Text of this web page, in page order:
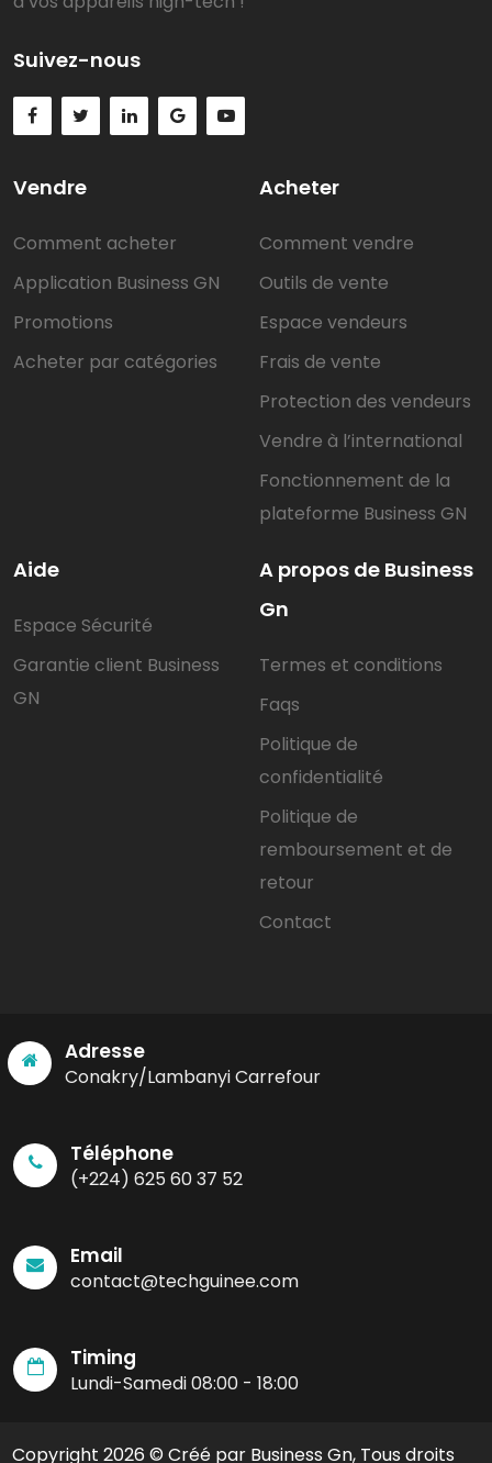
Suivez-nous
Vendre
Comment acheter
Application Business GN
Promotions
Acheter par catégories
Acheter
Comment vendre
Outils de vente
Espace vendeurs
Frais de vente
Protection des vendeurs
Vendre à l’international
Fonctionnement de la
plateforme Business GN
Aide
Espace Sécurité
Garantie client Business
GN
A propos de Business
Gn
Termes et conditions
Faqs
Politique de
confidentialité
Politique de
remboursement et de
retour
Contact
Adresse
Conakry/Lambanyi Carrefour
Téléphone
(+224) 625 60 37 52
Email
contact@techguinee.com
Timing
Lundi-Samedi 08:00 - 18:00
Copyright 2026 © Créé par Business Gn, Tous droits